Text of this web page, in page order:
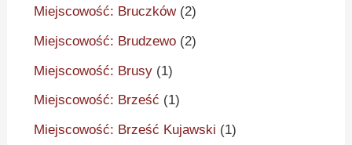
Miejscowość: Bruczków(2)
Miejscowość: Brudzewo (2)
Miejscowość: Brusy (1)
Miejscowość: Brześć (1)
Miejscowość: Brześć Kujawski (1)